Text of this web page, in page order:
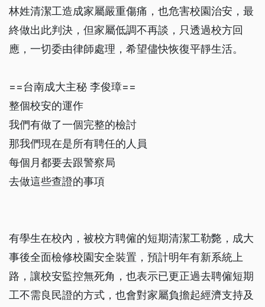
林姓清潔工造成家屬嚴重傷痛，也危害校園治安，最
終做出此判決，但家屬低調不再談，只透過校方回
應，一切委由律師處理，希望儘快恢復平靜生活。
==台南成大主秘 李俊璋==
整個校安的運作
我們有做了一個完整的檢討
那我們現在是所有聘任的人員
每個月都要去跟警察局
去做這些查證的事項
有學生在校內，被校方聘僱的短期清潔工勒斃，成大
事後全面檢修校園安全裝置，預計明年有新系統上
路，讓校安監控無死角，也表示已更正過去聘僱短期
工不需良民證的方式，也會對家屬負擔起經濟支持及